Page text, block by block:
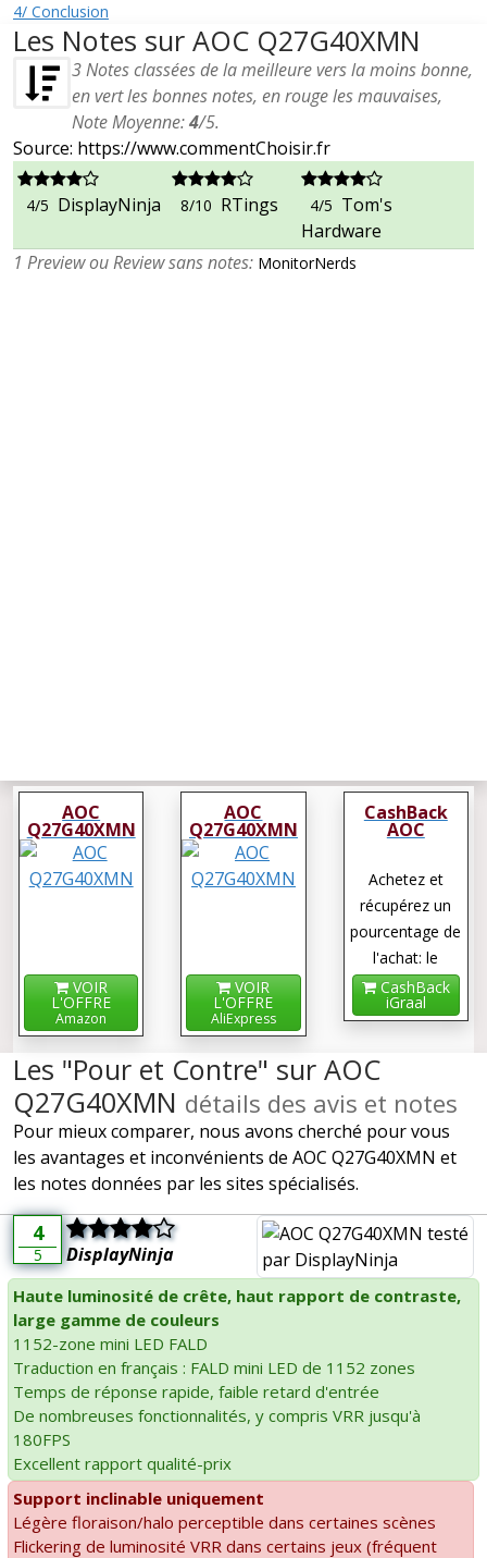
4/ Conclusion
Les Notes sur AOC Q27G40XMN
3Notes classées de la meilleure vers la moins bonne,
en vert les bonnes notes, en rouge les mauvaises,
Note Moyenne:4/5.
Source: https://www.commentChoisir.fr
4/5 DisplayNinja 8/10 RTings 4/5 Tom's
Hardware
1 Preview ou Review sans notes: MonitorNerds
AOC
Q27G40XMN
VOIR
L'OFFRE
Amazon
AOC
Q27G40XMN
VOIR
L'OFFRE
AliExpress
CashBack
AOC
Achetez et
récupérez un
pourcentage de
l'achat: le
cashback !
CashBack
iGraal
Les "Pour et Contre" sur AOC
Q27G40XMN détails des avis et notes
Pour mieux comparer, nous avons cherché pour vous
les avantages et inconvénients de AOC Q27G40XMN et
les notes données par les sites spécialisés.
4
5 DisplayNinja
Haute luminosité de crête, haut rapport de contraste,
large gamme de couleurs
1152-zone mini LED FALD
Traduction en français : FALD mini LED de 1152 zones
Temps de réponse rapide, faible retard d'entrée
De nombreuses fonctionnalités, y compris VRR jusqu'à
180FPS
Excellent rapport qualité-prix
Support inclinable uniquement
Légère floraison/halo perceptible dans certaines scènes
Flickering de luminosité VRR dans certains jeux (fréquent